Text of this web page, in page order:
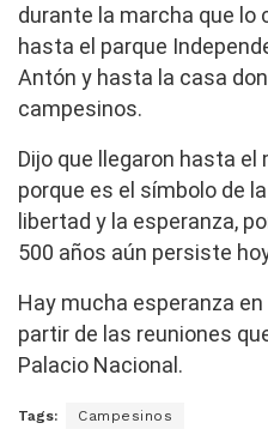
durante la marcha que lo
hasta el parque
Antón y hasta la casa
campesinos.
Dijo que llegaron hasta
porque es el símbolo de
libertad y la esperanza,
500 años aún persiste
Hay mucha esperanza
partir de las reuniones
Palacio Nacional.
Tags: Campesinos